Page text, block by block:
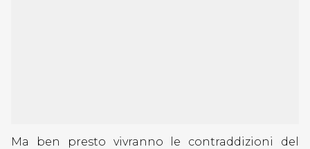
Ma ben presto vivranno le contraddizioni del